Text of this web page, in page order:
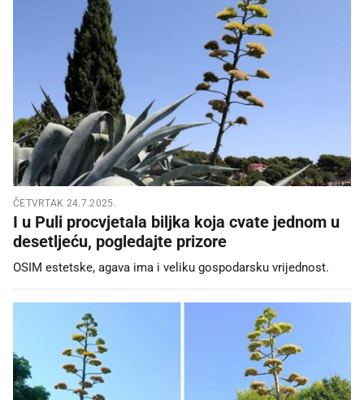
ČETVRTAK 24.7.2025.
I u Puli procvjetala biljka koja cvate jednom u
desetljeću, pogledajte prizore
OSIM estetske, agava ima i veliku gospodarsku vrijednost.